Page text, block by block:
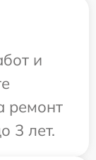
и
ремонт
3 лет.